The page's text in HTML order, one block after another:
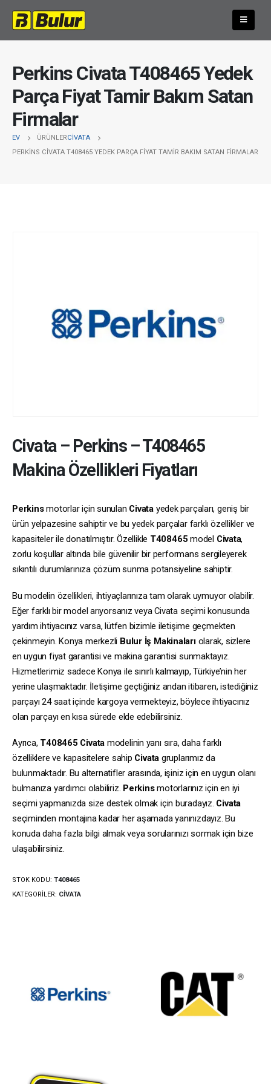
Perkins Civata T408465 Yedek
Parça Fiyat Tamir Bakım Satan
Firmalar
EV ÜRÜNLERCIVATA
PERKINS CIVATA T408465 YEDEK PARÇA FIYAT TAMIR BAKIM SATAN FIRMALAR
Civata– Perkins–T408465
Makina Özellikleri Fiyatları
Perkinsmotorlar için sunulan Civata yedek parçaları, geniş bir
ürün yelpazesine sahiptir ve bu yedek parçalar farklı özellikler ve
kapasiteler ile donatılmıştır. Özellikle T408465 model Civata,
zorlu koşullar altında bile güvenilir bir performans sergileyerek
sıkıntılı durumlarınıza çözüm sunma potansiyeline sahiptir.
Bu modelin özellikleri, ihtiyaçlarınıza tam olarak uymuyor olabilir.
Eğer farklı bir model arıyorsanız veya Civata seçimi konusunda
yardım ihtiyacınız varsa, lütfen bizimle iletişime geçmekten
çekinmeyin. Konya merkezli Bulur İş Makinalarıolarak, sizlere
en uygun fiyat garantisi ve makina garantisi sunmaktayız.
Hizmetlerimiz sadece Konya ile sınırlı kalmayıp, Türkiye’nin her
yerine ulaşmaktadır. İletişime geçtiğiniz andan itibaren, istediğiniz
parçayı 24 saat içinde kargoya vermekteyiz, böylece ihtiyacınız
olan parçayı en kısa sürede elde edebilirsiniz.
Ayrıca, T408465 Civata modelinin yanı sıra, daha farklı
özelliklere ve kapasitelere sahip Civata gruplarımız da
bulunmaktadır. Bu alternatifler arasında, işiniz için en uygun olanı
bulmanıza yardımcı olabiliriz. Perkinsmotorlarınız için en iyi
seçimi yapmanızda size destek olmak için buradayız. Civata
seçiminden montajına kadar her aşamada yanınızdayız. Bu
konuda daha fazla bilgi almak veya sorularınızı sormak için bize
ulaşabilirsiniz.
STOK KODU: T408465
KATEGORILER: CIVATA